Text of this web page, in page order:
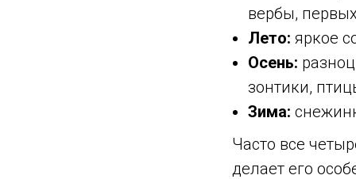
вербы,
Лето: яркое
Осень:
зонтики,
Зима:
Часто все
делает его